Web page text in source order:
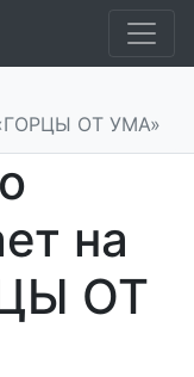
«ГОРЦЫ ОТ УМА»
на
ОТ